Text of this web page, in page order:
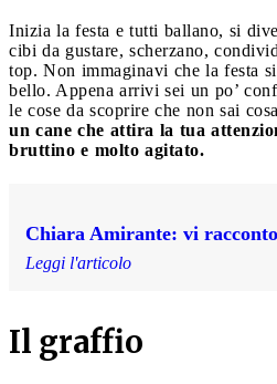
Inizia la festa e tutti ballano, si
cibi da gustare, scherzano,
top. Non immaginavi che la festa
bello. Appena arrivi sei un po’
le cose da scoprire che non sai
un cane che attira la tua
bruttino e molto agitato.
Chiara Amirante: vi
Leggi l'articolo
Il graffio